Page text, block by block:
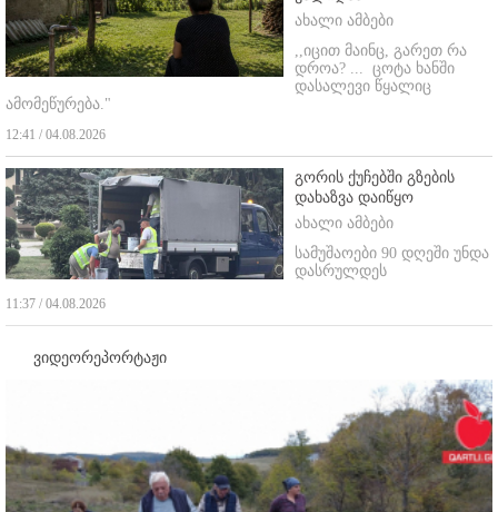
ახალი ამბები
,,იცით მაინც, გარეთ რა
დროა? ... ცოტა ხანში
დასალევი წყალიც
ამომეწურება."
12:41 / 04.08.2026
გორის ქუჩებში გზების
დახაზვა დაიწყო
ახალი ამბები
სამუშაოები 90 დღეში უნდა
დასრულდეს
11:37 / 04.08.2026
ვიდეორეპორტაჟი